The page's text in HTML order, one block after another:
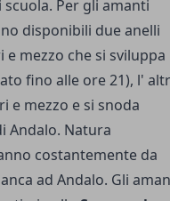
scuola. Per gli amanti
disponibili due anelli
mezzo che si sviluppa
fino alle ore 21), l'
e mezzo e si snoda
Andalo. Natura
costantemente da
ad Andalo. Gli